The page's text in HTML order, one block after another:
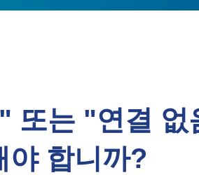
또는 "연결 없
야 합니까?